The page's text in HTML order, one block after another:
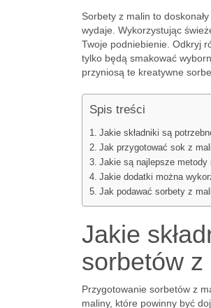
Sorbety z malin to
wydaje. Wykorzystując
Twoje podniebienie. Odkryj
tylko będą smakować
przyniosą te kreatywne
Spis treści
Jakie składniki są
Jak przygotować sok z
Jakie są najlepsze metody
Jakie dodatki można
Jak podawać sorbety z
Jakie
sorbetów z
Przygotowanie sorbetów z
maliny, które powinny być